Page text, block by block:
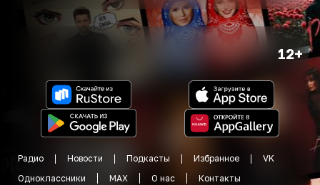
12+
Радио Новости Подкасты Избранное
VK
Одноклассники
MAX О нас
Контакты